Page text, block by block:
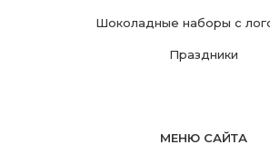
Шоколадные наборы с
Праздники
МЕНЮ САЙТА